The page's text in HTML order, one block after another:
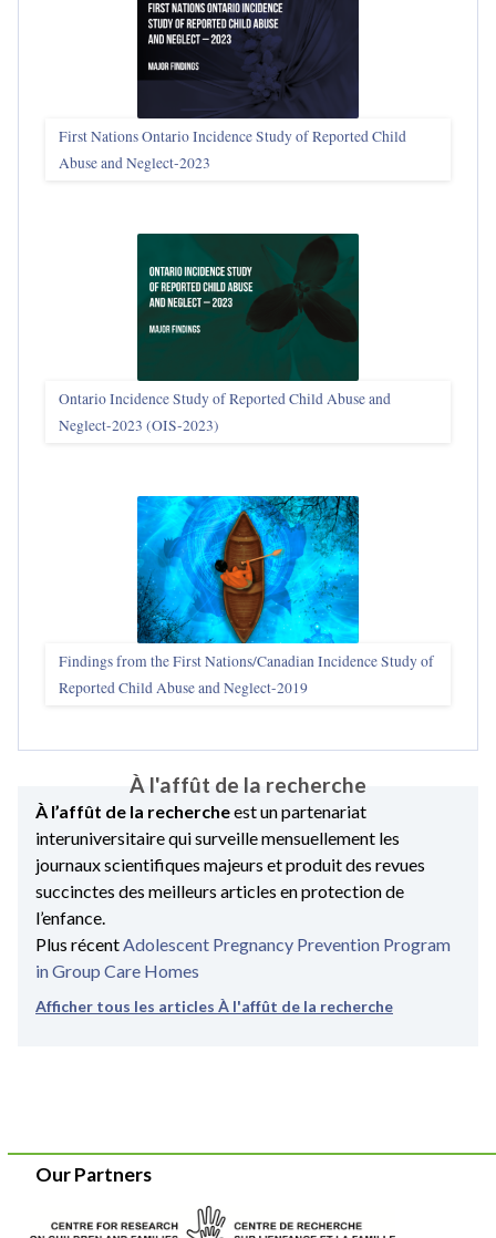
First Nations Ontario Incidence Study of Reported Child
Abuse and Neglect‑2023
Ontario Incidence Study of Reported Child Abuse and
Neglect-2023 (OIS‑2023)
Findings from the First Nations/Canadian Incidence Study of
Reported Child Abuse and Neglect-2019
À l'affût de la recherche
À l’affût de la rechercheest un partenariat
interuniversitaire qui surveille mensuellement les
journaux scientifiques majeurs et produit des revues
succinctes des meilleurs articles en protection de
l’enfance.
Plus récent Adolescent Pregnancy Prevention Program
in Group Care Homes
Afficher tous les articles À l'affût de la recherche
Our Partners